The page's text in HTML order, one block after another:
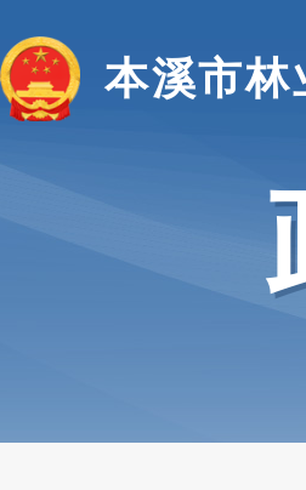
本溪市林